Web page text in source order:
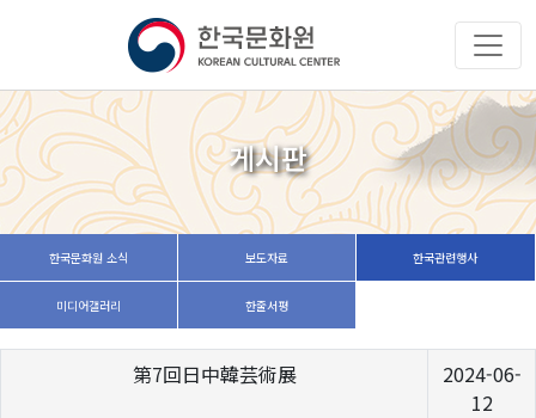
게시판
한국문화원 소식 보도자료 한국관련행사
미디어갤러리 한줄서평
第7回日中韓芸術展
2024-06-
12